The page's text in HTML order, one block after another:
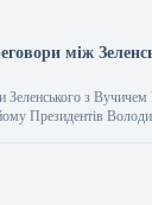
між
Зеленського з
Президентів